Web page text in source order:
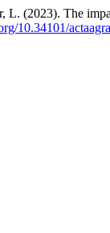
L. (2023). The
10.34101/